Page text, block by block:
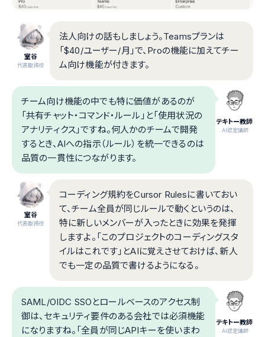
室谷
代表取締役
法人向けの話もしましょう。Teamsプランは
「$40/ユーザー/月」で、Proの機能に加えてチー
ム向け機能が付きます。
テキトー教師
.AI認定講師
チーム向け機能の中でも特に価値があるのが
「共有チャット・コマンド・ルール」と「使用状況の
アナリティクス」ですね。何人かのチームで開発
するとき、AIへの指示（ルール）を統一できるのは
品質の一貫性につながります。
室谷
代表取締役
コーディング規約をCursor Rulesに書いておい
て、チーム全員が同じルールで動くというのは、
特に新しいメンバーが入ったときに効果を発揮
しますよ。「このプロジェクトのコーディングスタ
イルはこれです」とAIに覚えさせておけば、新人
でも一定の品質で書けるようになる。
テキトー教師
.AI認定講師
SAML/OIDC SSOとロールベースのアクセス制
御は、セキュリティ要件のある会社では必須機能
になりますね。「全員が同じAPIキーを使いまわ